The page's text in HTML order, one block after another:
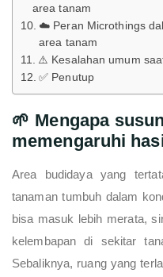
area tanam
☁️ Peran Microthings
area tanam
⚠️ Kesalahan umum
✅ Penutup
🌱 Mengapa
memengaruhi
Area budidaya yang
tanaman tumbuh dalam
bisa masuk lebih merata,
kelembapan di sekitar
Sebaliknya, ruang yang